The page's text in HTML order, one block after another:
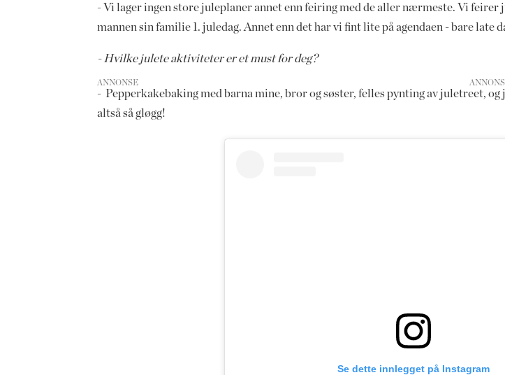
- Vi lager ingen store juleplaner annet enn feiring med de aller nærmeste. Vi feirer
mannen sin familie 1. juledag. Annet enn det har vi fint lite på agendaen - bare
- Hvilke julete aktiviteter er et must for deg?
ANNONSE
- Pepperkakebaking med barna mine, bror og søster, felles pynting av juletreet,
altså så gløgg!
Se dette innlegget på Instagram